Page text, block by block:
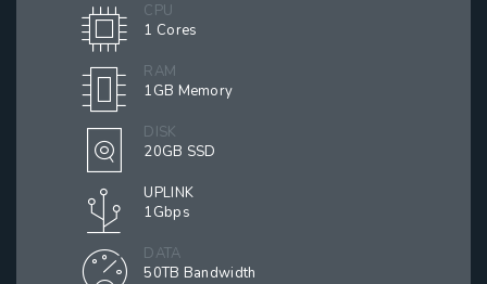
CPU
1 Cores
RAM
1GB Memory
DISK
20GB SSD
UPLINK
1Gbps
DATA
50TB Bandwidth